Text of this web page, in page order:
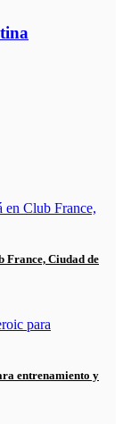
France, Ciudad de
entrenamiento y